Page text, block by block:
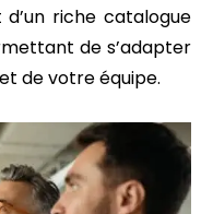
riche catalogue
de s’adapter
de votre équipe.